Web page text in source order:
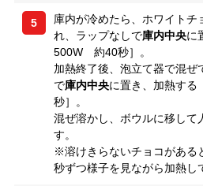
5
庫内が冷めたら、ホワイトチ
れ、ラップなしで庫内中央に
500W 約40秒］。
加熱終了後、泡立て器で混ぜ
で庫内中央に置き、加熱す
秒］。
混ぜ溶かし、ボウルに移して
す。
※溶けきらないチョコがある
秒ずつ様子を見ながら加熱し